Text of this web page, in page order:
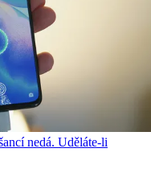
nedá. Uděláte-li